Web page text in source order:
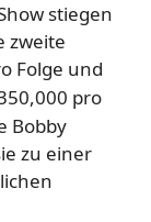
stiegen
zweite
Folge und
pro
Bobby
zu einer